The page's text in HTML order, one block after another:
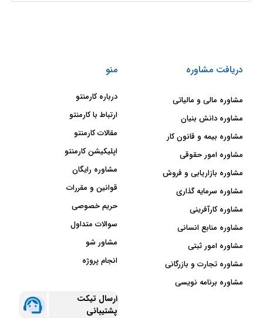
دریافت مشاوره
مشاوره مالی و مالیاتی
مشاوره دانش بنیان
مشاوره بیمه و قانون کار
مشاوره امور حقوقی
مشاوره بازاریابی و فروش
مشاوره سرمایه گذاری
مشاوره کارآفرینی
مشاوره منابع انسانی
مشاوره امور ثبتی
مشاوره تجارت و بازرگانی
مشاوره برنامه نویسی
منو
درباره کارمنتو
ارتباط با کارمنتو
مقالات کارمنتو
اپلیکیشن کارمنتو
مشاوره رایگان
قوانین و مقررات
حریم خصوصی
سوالات متداول
مشاور شو
انجام پروژه
ارسال تیکت
پشتیبانی